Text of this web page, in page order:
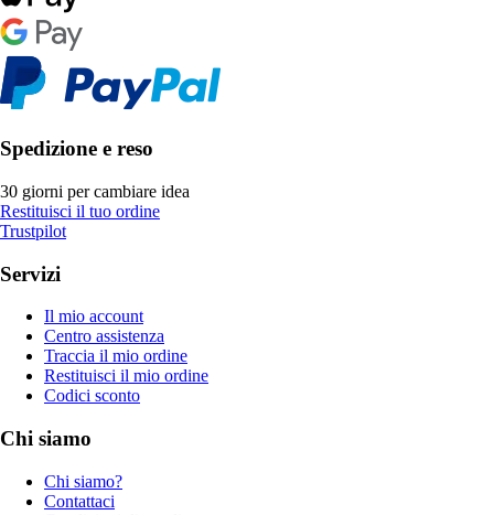
Spedizione e reso
30 giorni per cambiare idea
Restituisci il tuo ordine
Trustpilot
Servizi
Il mio account
Centro assistenza
Traccia il mio ordine
Restituisci il mio ordine
Codici sconto
Chi siamo
Chi siamo?
Contattaci